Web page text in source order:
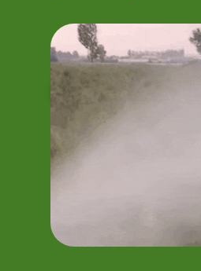
ПРИДБАТИ ЗАРАЗ